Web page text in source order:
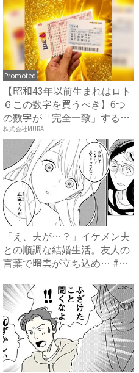
Promoted
【昭和43年以前生まれはロト
６この数字を買うべき】6つ
の数字が「完全一致」する
方...
株式会社MURA
「え、夫が…？」イケメン夫
との順調な結婚生活。友人の
言葉で暗雲が立ち込め… #